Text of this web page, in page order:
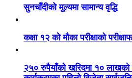
सुनचाँदीको मूल्यमा सामान्य वृद्धि
कक्षा १२ को मौका परीक्षाको
२५० रुपैयाँको खरिदमा १० लाखको